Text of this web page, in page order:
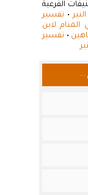
الفرعية
• تفسير
المنام لابن
• تفسير
...